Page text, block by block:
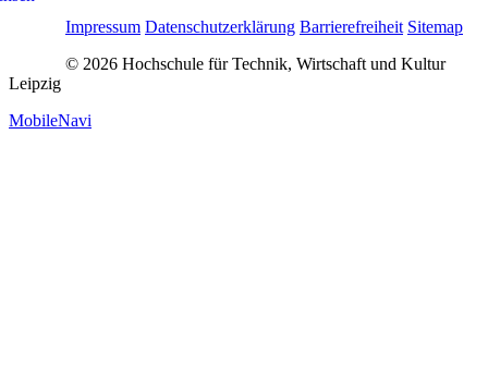
Impressum Datenschutzerklärung Barrierefreiheit Sitemap
© 2026 Hochschule für Technik, Wirtschaft und Kultur
Leipzig
MobileNavi